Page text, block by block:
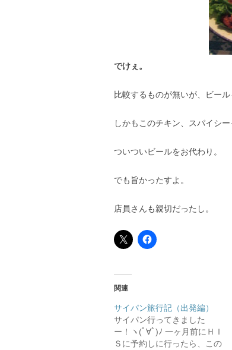
でけぇ。
比較するものが無いが、ビール
しかもこのチキン、スパイシ
ついついビールをお代わり。
でも旨かったすよ。
店員さんも親切だったし。
関連
サイパン旅行記（出発編）
サイパン行ってきました
ー！ヽ(ﾟ∀ﾟ)ﾉ 一ヶ月前にＨＩ
Ｓに予約しに行ったら、この